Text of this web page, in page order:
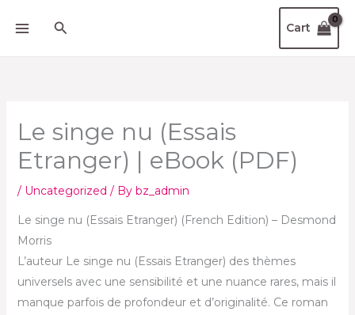
Search Cart
Le singe nu (Essais
Etranger) | eBook (PDF)
/ Uncategorized / By bz_admin
Le singe nu (Essais Etranger) (French Edition) – Desmond
Morris
L’auteur Le singe nu (Essais Etranger) des thèmes
universels avec une sensibilité et une nuance rares, mais il
manque parfois de profondeur et d’originalité. Ce roman